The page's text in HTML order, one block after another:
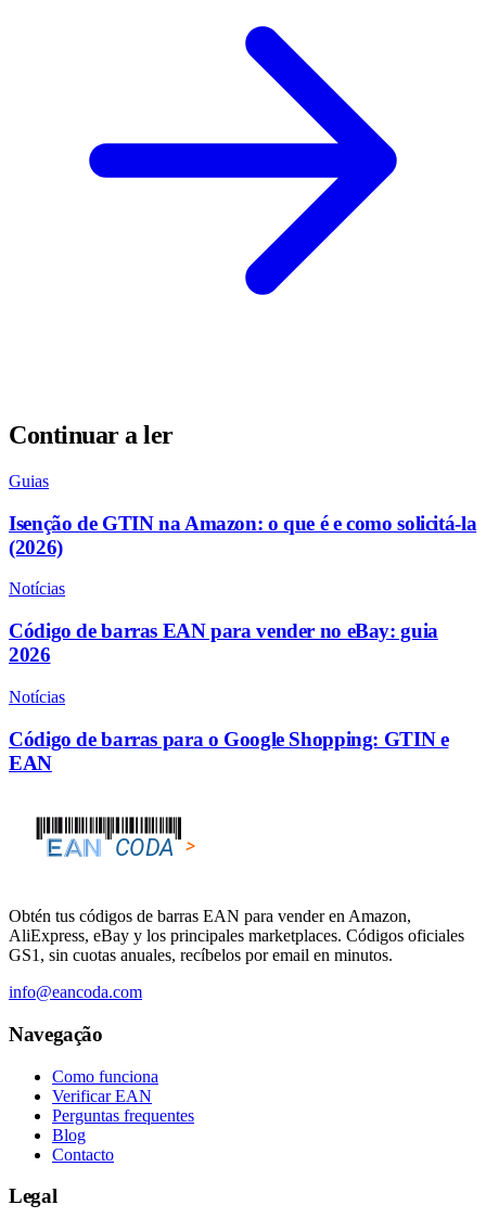
Continuar a ler
Guias
Isenção de GTIN na Amazon: o que é e como solicitá-la
(2026)
Notícias
Código de barras EAN para vender no eBay: guia
2026
Notícias
Código de barras para o Google Shopping: GTIN e
EAN
Obtén tus códigos de barras EAN para vender en Amazon,
AliExpress, eBay y los principales marketplaces. Códigos oficiales
GS1, sin cuotas anuales, recíbelos por email en minutos.
info@eancoda.com
Navegação
Como funciona
Verificar EAN
Perguntas frequentes
Blog
Contacto
Legal